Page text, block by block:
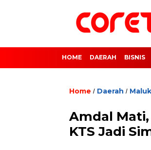
HOME DAERAH BISNIS
Home / Daerah /
Amdal
KTS Jadi